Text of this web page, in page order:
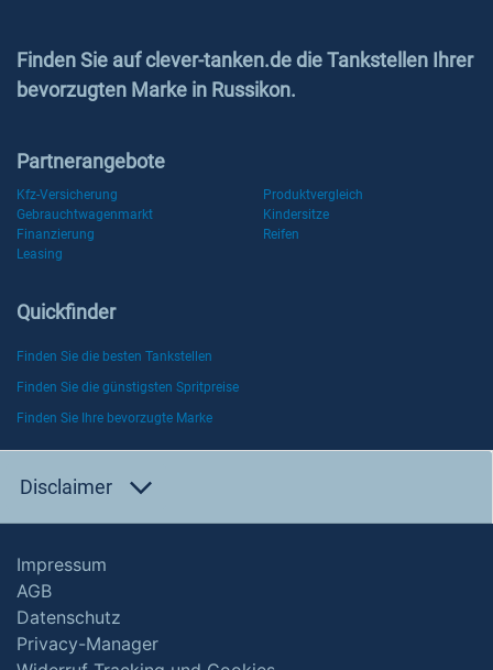
Finden Sie auf clever-tanken.de die Tankstellen Ihrer
bevorzugten Marke in Russikon.
Partnerangebote
Kfz-Versicherung
Produktvergleich
Gebrauchtwagenmarkt
Kindersitze
Finanzierung
Reifen
Leasing
Quickfinder
Finden Sie die besten Tankstellen
Finden Sie die günstigsten Spritpreise
Finden Sie Ihre bevorzugte Marke
Disclaimer
Impressum
AGB
Datenschutz
Privacy-Manager